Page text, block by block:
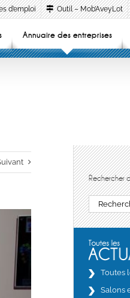
d’emploi Outil – Mob’AveyLot
Annuaire des entreprises
Rechercher
Toutes
Salons